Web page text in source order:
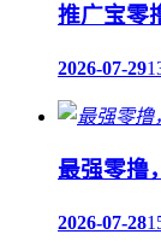
推广宝零
2026-07-29
最强零撸
2026-07-28